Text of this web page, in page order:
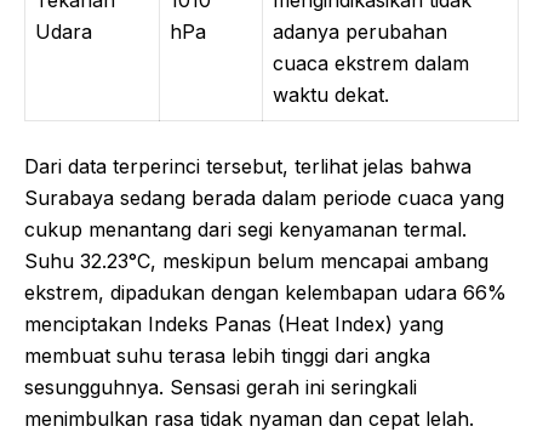
Udara
hPa
adanya perubahan
cuaca ekstrem dalam
waktu dekat.
Dari data terperinci tersebut, terlihat jelas bahwa
Surabaya sedang berada dalam periode cuaca yang
cukup menantang dari segi kenyamanan termal.
Suhu 32.23°C, meskipun belum mencapai ambang
ekstrem, dipadukan dengan kelembapan udara 66%
menciptakan Indeks Panas (Heat Index) yang
membuat suhu terasa lebih tinggi dari angka
sesungguhnya. Sensasi gerah ini seringkali
menimbulkan rasa tidak nyaman dan cepat lelah.